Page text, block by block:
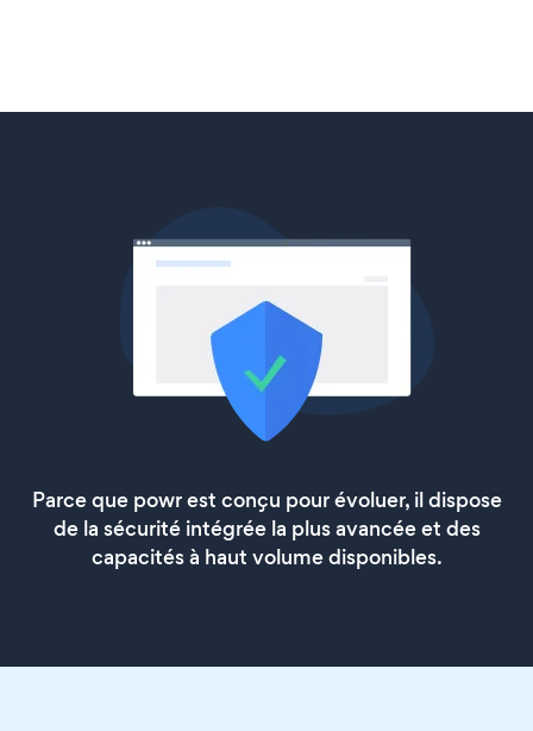
Parce que powr est conçu pour évoluer, il dispose
de la sécurité intégrée la plus avancée et des
capacités à haut volume disponibles.